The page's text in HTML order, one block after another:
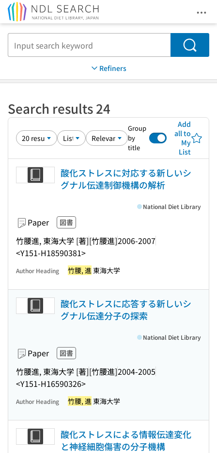
Search
Refiners
Search results 24
Group
by
title
Add
all to
My
List
酸化ストレスに対応する新しいシ
グナル伝達制御機構の解析
Paper 図書
竹腰進, 東海大学 [著][竹腰進]2006-2007
<Y151-H18590381>
National Diet Library
Author Heading 竹腰, 進 東海大学
酸化ストレスに応答する新しいシ
グナル伝達分子の探索
Paper 図書
竹腰進, 東海大学 [著][竹腰進]2004-2005
<Y151-H16590326>
National Diet Library
Author Heading 竹腰, 進 東海大学
酸化ストレスによる情報伝達変化
と神経細胞傷害の分子機構